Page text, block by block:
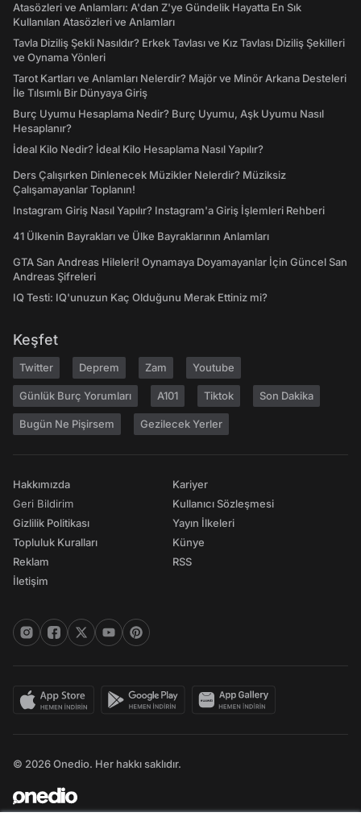
Atasözleri ve Anlamları: A'dan Z'ye Gündelik Hayatta En Sık
Kullanılan Atasözleri ve Anlamları
Tavla Diziliş Şekli Nasıldır? Erkek Tavlası ve Kız Tavlası Diziliş Şekilleri
ve Oynama Yönleri
Tarot Kartları ve Anlamları Nelerdir? Majör ve Minör Arkana Desteleri
İle Tılsımlı Bir Dünyaya Giriş
Burç Uyumu Hesaplama Nedir? Burç Uyumu, Aşk Uyumu Nasıl
Hesaplanır?
İdeal Kilo Nedir? İdeal Kilo Hesaplama Nasıl Yapılır?
Ders Çalışırken Dinlenecek Müzikler Nelerdir? Müziksiz
Çalışamayanlar Toplanın!
Instagram Giriş Nasıl Yapılır? Instagram'a Giriş İşlemleri Rehberi
41 Ülkenin Bayrakları ve Ülke Bayraklarının Anlamları
GTA San Andreas Hileleri! Oynamaya Doyamayanlar İçin Güncel San
Andreas Şifreleri
IQ Testi: IQ'unuzun Kaç Olduğunu Merak Ettiniz mi?
Keşfet
Twitter Deprem Zam Youtube
Günlük Burç Yorumları A101 Tiktok Son Dakika
Bugün Ne Pişirsem Gezilecek Yerler
Hakkımızda
Geri Bildirim
Gizlilik Politikası
Topluluk Kuralları
Reklam
İletişim
Kariyer
Kullanıcı Sözleşmesi
Yayın İlkeleri
Künye
RSS
© 2026 Onedio. Her hakkı saklıdır.